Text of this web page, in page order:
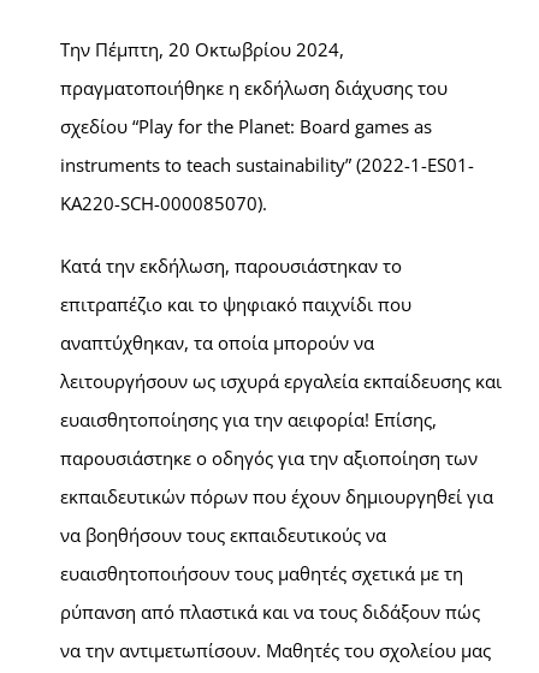
Την Πέμπτη, 20 Οκτωβρίου 2024,
πραγματοποιήθηκε η εκδήλωση διάχυσης του
σχεδίου “Play for the Planet: Board games as
instruments to teach sustainability” (2022-1-ES01-
KA220-SCH-000085070).
Κατά την εκδήλωση, παρουσιάστηκαν το
επιτραπέζιο και το ψηφιακό παιχνίδι που
αναπτύχθηκαν, τα οποία μπορούν να
λειτουργήσουν ως ισχυρά εργαλεία εκπαίδευσης και
ευαισθητοποίησης για την αειφορία! Επίσης,
παρουσιάστηκε ο οδηγός για την αξιοποίηση των
εκπαιδευτικών πόρων που έχουν δημιουργηθεί για
να βοηθήσουν τους εκπαιδευτικούς να
ευαισθητοποιήσουν τους μαθητές σχετικά με τη
ρύπανση από πλαστικά και να τους διδάξουν πώς
να την αντιμετωπίσουν. Μαθητές του σχολείου μας